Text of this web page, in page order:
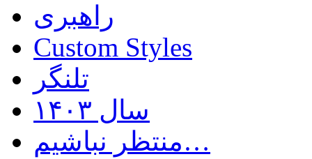
راهبری
Custom Styles
تلنگر
سال ۱۴۰۳
منتظر نباشیم…